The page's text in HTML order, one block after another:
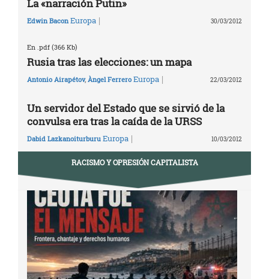
La «narración Putin»
Edwin Bacon Europa | 30/03/2012
En .pdf (366 Kb)
Rusia tras las elecciones: un mapa
Antonio Airapétov, Àngel Ferrero Europa | 22/03/2012
Un servidor del Estado que se sirvió de la
convulsa era tras la caída de la URSS
Dabid Lazkanoiturburu Europa | 10/03/2012
RACISMO Y OPRESIÓN CAPITALISTA